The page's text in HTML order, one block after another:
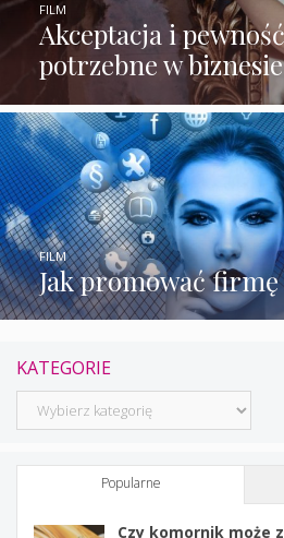
Akceptacja i
potrzebne w
FILM
Jak promować
FILM
KATEGORIE
Kategorie
Popularne
Czy komornik może